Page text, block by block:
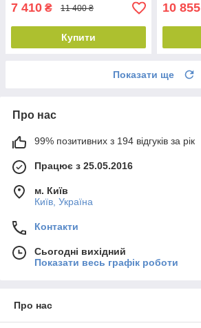
7 410 ₴ 11 400 ₴
Купити
10 855
Показати ще
Про нас
99% позитивних з 194 відгуків за рік
Працює з 25.05.2016
м. Київ
Київ, Україна
Контакти
Сьогодні вихідний
Показати весь графік роботи
Про нас